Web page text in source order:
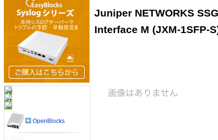
Juniper NETWORKS
Interface M (JXM-1SFP-
OpenBlocks